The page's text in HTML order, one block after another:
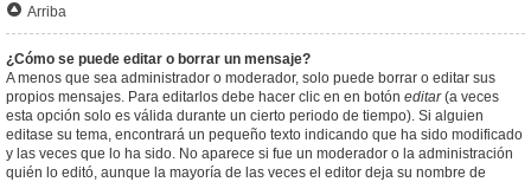
Arriba
¿Cómo se puede editar o borrar un mensaje?
A menos que sea administrador o moderador, solo puede borrar o editar sus
propios mensajes. Para editarlos debe hacer clic en en botón editar(a veces
esta opción solo es válida durante un cierto periodo de tiempo). Si alguien
editase su tema, encontrará un pequeño texto indicando que ha sido modificado
y las veces que lo ha sido. No aparece si fue un moderador o la administración
quién lo editó, aunque la mayoría de las veces el editor deja su nombre de